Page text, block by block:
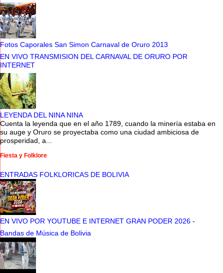
Fotos Caporales San Simon Carnaval de Oruro 2013
EN VIVO TRANSMISION DEL CARNAVAL DE ORURO POR
INTERNET
LEYENDA DEL NINA NINA
Cuenta la leyenda que en el año 1789, cuando la minería estaba en
su auge y Oruro se proyectaba como una ciudad ambiciosa de
prosperidad, a...
Fiesta y Folklore
ENTRADAS FOLKLORICAS DE BOLIVIA
EN VIVO POR YOUTUBE E INTERNET GRAN PODER 2026 -
Bandas de Música de Bolivia